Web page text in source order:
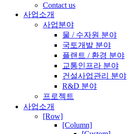
Contact us
사업소개
사업분야
물 / 수자원 분야
국토개발 분야
플랜트 / 환경 분야
교통인프라 분야
건설사업관리 분야
R&D 분야
프로젝트
사업소개
[Row]
[Column]